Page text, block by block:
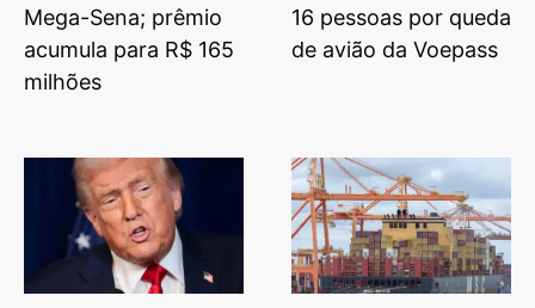
Mega-Sena; prêmio
acumula para R$ 165
milhões
16 pessoas por queda
de avião da Voepass